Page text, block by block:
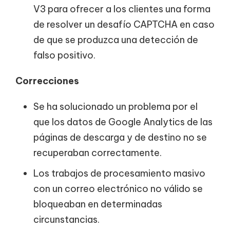
V3 para ofrecer a los clientes una forma
de resolver un desafío CAPTCHA en caso
de que se produzca una detección de
falso positivo.
Correcciones
Se ha solucionado un problema por el
que los datos de Google Analytics de las
páginas de descarga y de destino no se
recuperaban correctamente.
Los trabajos de procesamiento masivo
con un correo electrónico no válido se
bloqueaban en determinadas
circunstancias.